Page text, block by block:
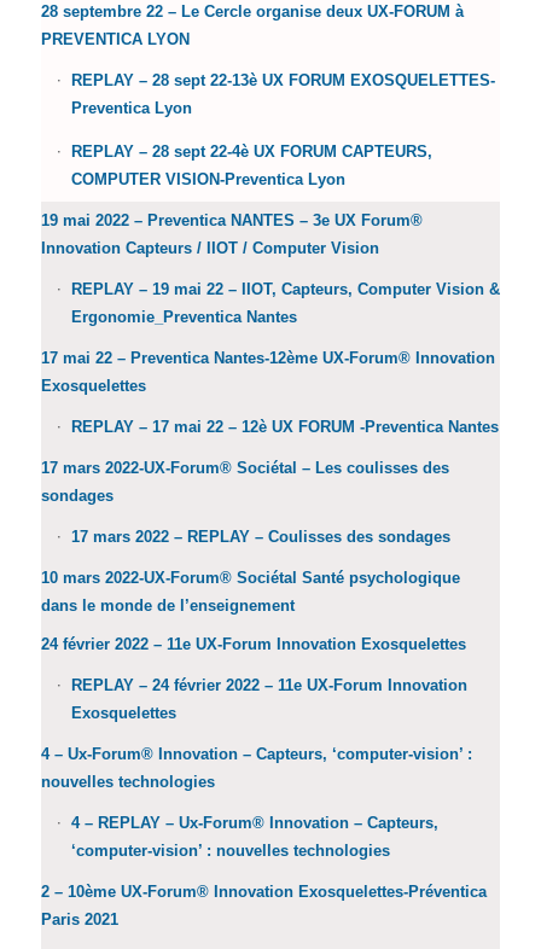
28 septembre 22 – Le Cercle organise deux UX-FORUM à
PREVENTICA LYON
REPLAY – 28 sept 22-13è UX FORUM EXOSQUELETTES-
Preventica Lyon
REPLAY – 28 sept 22-4è UX FORUM CAPTEURS,
COMPUTER VISION-Preventica Lyon
19 mai 2022 – Preventica NANTES – 3e UX Forum®
Innovation Capteurs / IIOT / Computer Vision
REPLAY – 19 mai 22 – IIOT, Capteurs, Computer Vision &
Ergonomie_Preventica Nantes
17 mai 22 – Preventica Nantes-12ème UX-Forum® Innovation
Exosquelettes
REPLAY – 17 mai 22 – 12è UX FORUM -Preventica Nantes
17 mars 2022-UX-Forum® Sociétal – Les coulisses des
sondages
17 mars 2022 – REPLAY – Coulisses des sondages
10 mars 2022-UX-Forum® Sociétal Santé psychologique
dans le monde de l’enseignement
24 février 2022 – 11e UX-Forum Innovation Exosquelettes
REPLAY – 24 février 2022 – 11e UX-Forum Innovation
Exosquelettes
4 – Ux-Forum® Innovation – Capteurs, ‘computer-vision’ :
nouvelles technologies
4 – REPLAY – Ux-Forum® Innovation – Capteurs,
‘computer-vision’ : nouvelles technologies
2 – 10ème UX-Forum® Innovation Exosquelettes-Préventica
Paris 2021